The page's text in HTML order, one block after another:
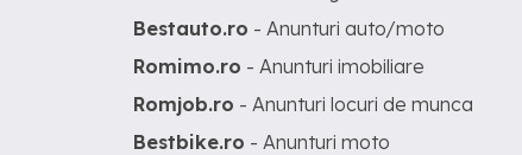
Bestauto.ro - Anunturi auto/moto
Romimo.ro - Anunturi imobiliare
Romjob.ro - Anunturi locuri de munca
Bestbike.ro - Anunturi moto